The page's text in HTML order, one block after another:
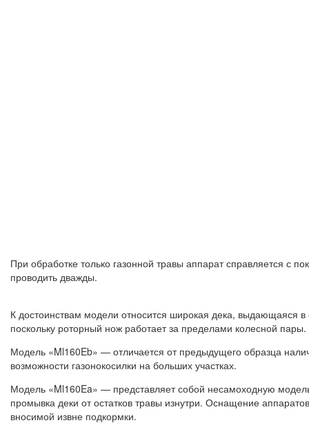
При обработке только газонной травы аппарат справляется с
проводить дважды.
К достоинствам модели относится широкая дека, выдающаяся в
поскольку роторный нож работает за пределами колесной пары.
Модель «Ml160Eb» — отличается от предыдущего образца
возможности газонокосилки на больших участках.
Модель «Ml160Ea» — представляет собой несамоходную
промывка деки от остатков травы изнутри. Оснащение
вносимой извне подкормки.